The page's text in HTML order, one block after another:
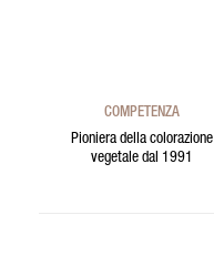
COMPETENZA
Pioniera della colorazione
vegetale dal 1991